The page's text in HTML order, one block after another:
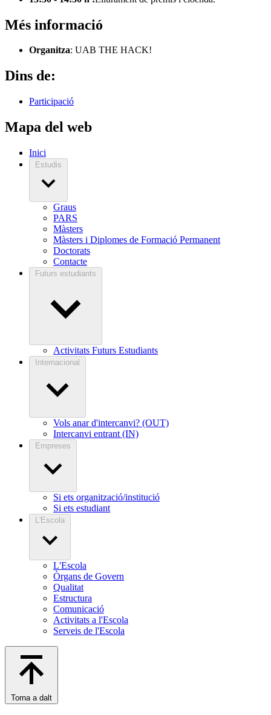
Més informació
Organitza: UAB THE HACK!
Dins de:
Participació
Mapa del web
Inici
Estudis
Graus
PARS
Màsters
Màsters i Diplomes de Formació Permanent
Doctorats
Contacte
Futurs estudiants
Activitats Futurs Estudiants
Internacional
Vols anar d'intercanvi? (OUT)
Intercanvi entrant (IN)
Empreses
Si ets organització/institució
Si ets estudiant
L'Escola
L'Escola
Òrgans de Govern
Qualitat
Estructura
Comunicació
Activitats a l'Escola
Serveis de l'Escola
Torna a dalt